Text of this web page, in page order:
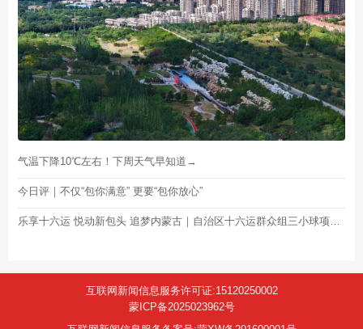
气温下降10℃左右！下周天气早知道→
今日评｜不仅“包你满意” 更要“包你放心”
乐享十六运 悦动新包头 追梦内蒙古｜自治区十六运群众组三小球项目选拔赛开赛
互联网新闻信息服务许可证:15120250002
蒙ICP备2025023962号